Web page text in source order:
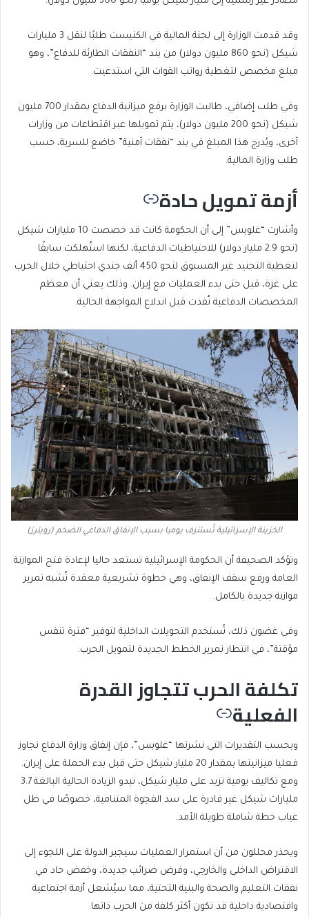
وقد قدمت الوزارة إلى لجنة المالية في الكنيست طلبًا لنقل 3 مليارات
شيكل (نحو 860 مليون دولار) من بند “النفقات الطارئة للدفاع”، وهو
مبلغ مخصص لتغطية رواتب القوات التي استدعيت.
وفي طلب إضافي، طالبت الوزارة برفع ميزانية الدفاع بمقدار 700 مليون
شيكل (نحو 200 مليون دولار)، يتم تمويلها عبر اقتطاعات من وزارات
أخرى، ويُدرج هذا المبلغ في بند “نفقات أمنية” خاضع للسرية، حسب
طلب وزارة المالية.
أزمة تمويل حادة
وأشارت “غلوبس” إلى أن الحكومة كانت قد خصصت 10 مليارات شيكل
(نحو 2.9 مليار دولار) للاحتياطيات الدفاعية، لكنها استُهلكت سابقًا
لتغطية التجنيد غير المسبوق لنحو 450 ألف جندي احتياطي خلال الحرب
على غزة، قبل حتى بدء العمليات مع إيران. وذلك يعني أن معظم
المخصصات الدفاعية نُفذت قبل اندلاع المواجهة الحالية.
الخزينة الإسرائيلية تُستنزف يوميا بسبب الإنفاق الدفاعي الضخم (رويترز)
وتؤكد الصحيفة أن الحكومة الإسرائيلية تستعد حاليا لإعادة فتح الموازنة
العامة ورفع سقف الإنفاق، وهي خطوة تشريعية معقدة تُشبه تمرير
موازنة جديدة بالكامل.
وفي غضون ذلك، تُستخدم التحويلات الداخلية لتوفير “فترة تنفس
مؤقتة”، في انتظار تمرير الخطط الجديدة لتمويل الحرب.
تكلفة الحرب تتجاوز القدرة
الفعلية
وبحسب التقديرات التي نشرتها “غلوبس”، فإن إنفاق وزارة الدفاع تجاوز
فعليا ميزانيتها بمقدار 20 مليار شيكل حتى قبل بدء الحملة على إيران.
ومع تكاليف يومية تزيد على مليار شيكل، تبدو الزيادة الحالية البالغة 3.7
مليارات شيكل غير قادرة على سد الفجوة المتنامية، خصوصًا في ظل
غياب خطة شاملة طويلة الأمد.
ويحذر محللون من أن استمرار العمليات سيجبر الدولة على اللجوء إلى
الاقتراض الداخلي والخارجي، وفرض ضرائب جديدة، وخفض حاد في
نفقات التعليم والصحة والبنية التحتية، مما سيُشعل أزمة اجتماعية
واقتصادية داخلية قد تكون أكثر كلفة من الحرب ذاتها.